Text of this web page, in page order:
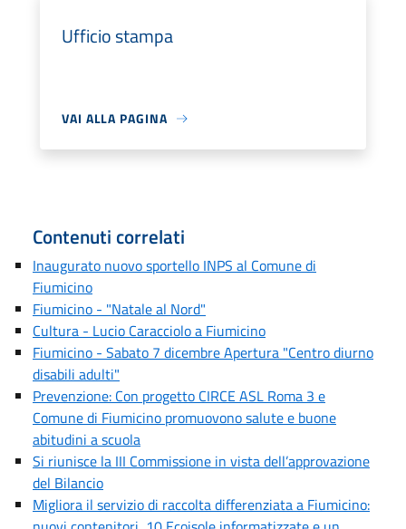
Ufficio stampa
VAI ALLA PAGINA
Contenuti correlati
Inaugurato nuovo sportello INPS al Comune di
Fiumicino
Fiumicino - "Natale al Nord"
Cultura - Lucio Caracciolo a Fiumicino
Fiumicino - Sabato 7 dicembre Apertura "Centro diurno
disabili adulti"
Prevenzione: Con progetto CIRCE ASL Roma 3 e
Comune di Fiumicino promuovono salute e buone
abitudini a scuola
Si riunisce la III Commissione in vista dell’approvazione
del Bilancio
Migliora il servizio di raccolta differenziata a Fiumicino: